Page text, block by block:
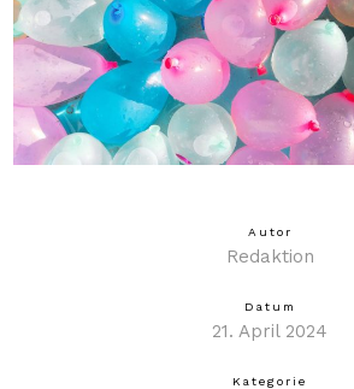
Autor
Redaktion
Datum
21. April 2024
Kategorie